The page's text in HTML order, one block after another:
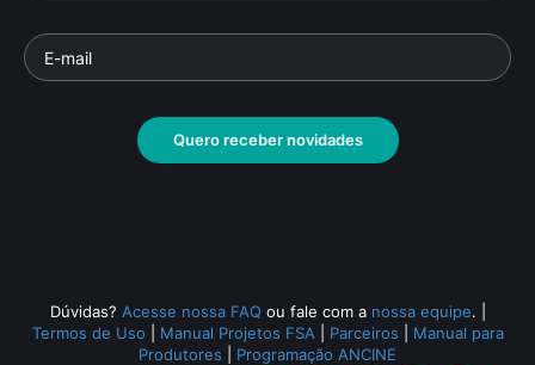
Quero receber novidades
Dúvidas? Acesse nossa FAQ ou fale com a nossa equipe.
Termos de Uso
Manual Projetos FSA Parceiros
Manual para
Produtores
Programação ANCINE